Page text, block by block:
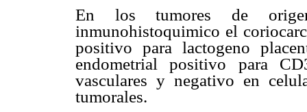
En los tumores de
inmunohistoquimico el
positivo para lactogeno
endometrial positivo para
vasculares y negativo en
tumorales.